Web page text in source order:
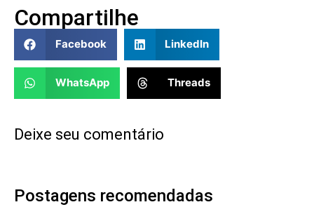
Compartilhe
Facebook LinkedIn
WhatsApp Threads
Deixe seu comentário
Postagens recomendadas